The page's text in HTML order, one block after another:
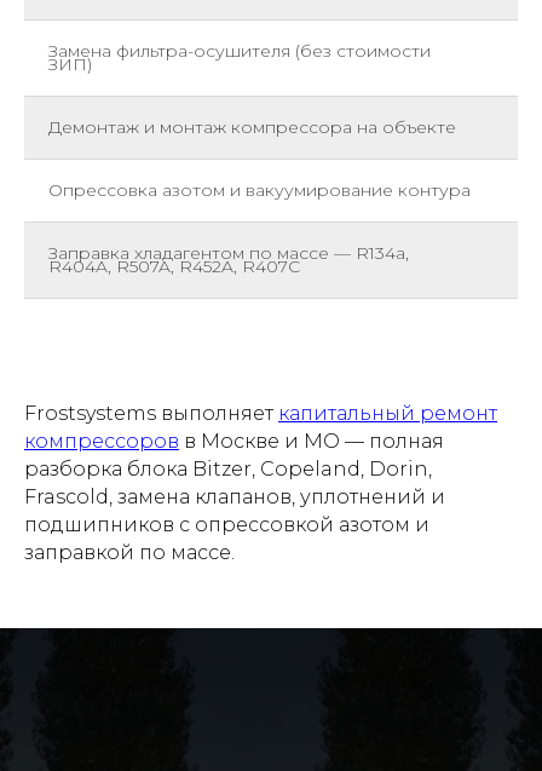
Замена фильтра-осушителя (без стоимости
ЗИП)
Демонтаж и монтаж компрессора на объекте
Опрессовка азотом и вакуумирование контура
Заправка хладагентом по массе — R134a,
R404A, R507A, R452A, R407C
Frostsystems выполняет капитальный ремонт
компрессоров в Москве и МО — полная
разборка блока Bitzer, Copeland, Dorin,
Frascold, замена клапанов, уплотнений и
подшипников с опрессовкой азотом и
заправкой по массе.